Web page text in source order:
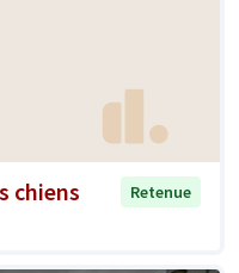
chiens
Retenue